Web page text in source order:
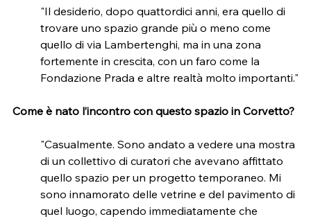
"Il desiderio, dopo quattordici anni, era quello di
trovare uno spazio grande più o meno come
quello di via Lambertenghi, ma in una zona
fortemente in crescita, con un faro come la
Fondazione Prada e altre realtà molto importanti."
Come è nato l’incontro con questo spazio in Corvetto?
"Casualmente. Sono andato a vedere una mostra
di un collettivo di curatori che avevano affittato
quello spazio per un progetto temporaneo. Mi
sono innamorato delle vetrine e del pavimento di
quel luogo, capendo immediatamente che